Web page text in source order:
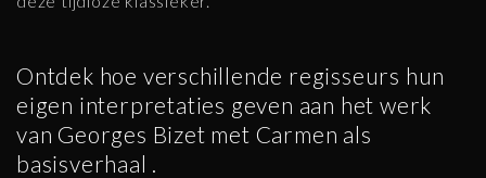
Ontdek hoe verschillende regisseurs hun
eigen interpretaties geven aan het werk
van Georges Bizet met Carmen als
basisverhaal .